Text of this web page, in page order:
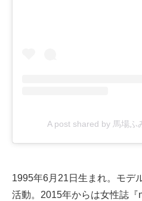
A post shared by 馬場ふ
1995年6月21日生まれ。モデ
活動。2015年からは女性誌